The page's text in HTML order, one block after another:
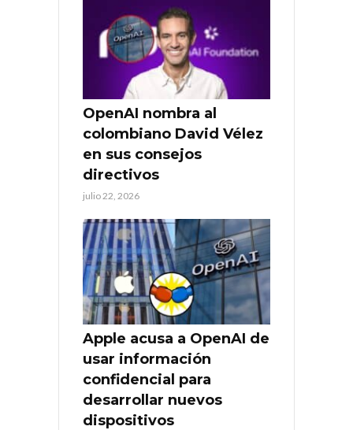
OpenAI nombra al
colombiano David Vélez
en sus consejos
directivos
julio 22, 2026
Apple acusa a OpenAI de
usar información
confidencial para
desarrollar nuevos
dispositivos